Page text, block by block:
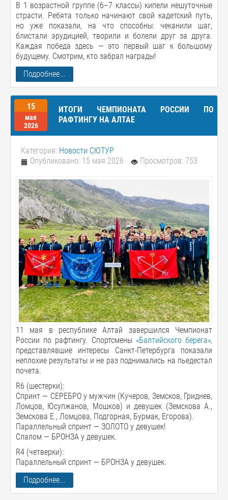
В 1 возрастной группе (6–7 классы) кипели нешуточные
страсти. Ребята только начинают свой кадетский путь,
но уже показали, на что способны: чеканили шаг,
блистали эрудицией, творили и болели друг за друга.
Каждая победа здесь — это первый шаг к большому
будущему. Смотрим, кто забрал награды!
Подробнее...
15
мая
2026
ИТОГИ ЧЕМПИОНАТА РОССИИ ПО
РАФТИНГУ НА АЛТАЕ
Категория: Новости СЮТУР
Опубликовано: 15 мая 2026
Просмотров: 753
11 мая в республике Алтай завершился Чемпионат
России по рафтингу. Спортсмены «Балтийского берега»,
представлявшие интересы Санкт-Петербурга показали
неплохие результаты и не раз поднимались на пьедестал
почета.
R6 (шестерки):
Спринт — СЕРЕБРО у мужчин (Кучеров, Земсков, Гриднев,
Ломцов, Юсупжанов, Мошков) и девушек (Земскова А.,
Земскова Е., Ломцова, Подгорная, Бурмак, Егорова).
Параллельный спринт — ЗОЛОТО у девушек!
Слалом — БРОНЗА у девушек.
R4 (четверки):
Параллельный спринт — БРОНЗА у девушек.
Подробнее...